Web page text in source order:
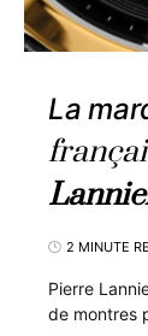
La
2 MINUTE
Pierre
de montres